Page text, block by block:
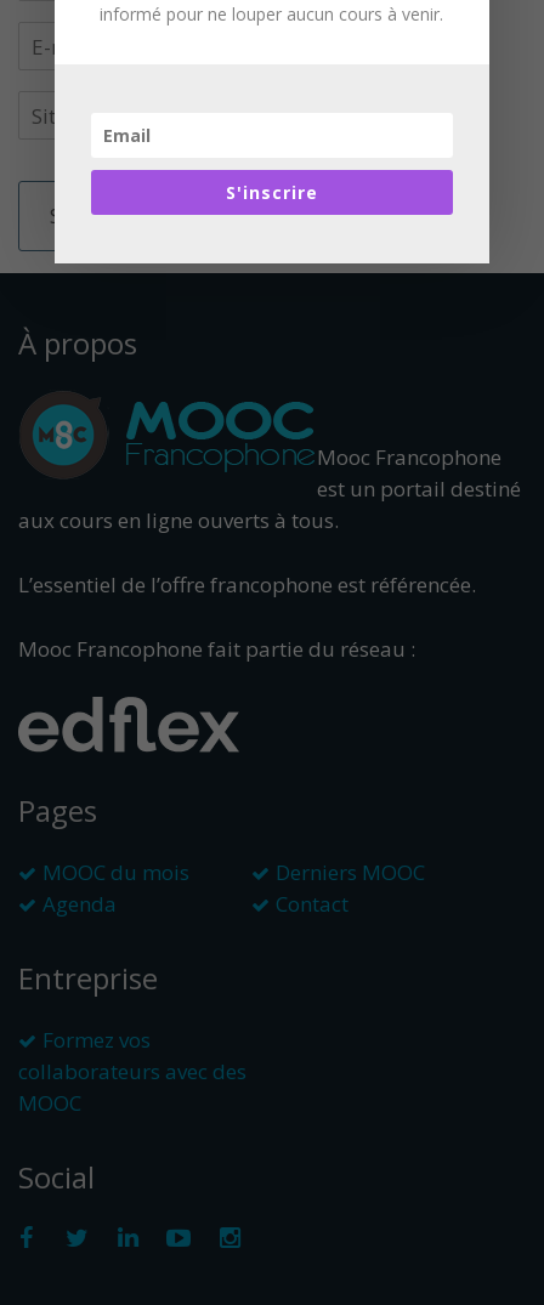
À propos
Mooc Francophone
est un portail destiné
aux cours en ligne ouverts à tous.
L’essentiel de l’offre francophone est référencée.
Mooc Francophone fait partie du réseau :
Pages
MOOC du mois
Derniers MOOC
Agenda
Contact
Entreprise
Formez vos
collaborateurs avec des
MOOC
Social
informé pour ne louper aucun cours à venir.
S'inscrire